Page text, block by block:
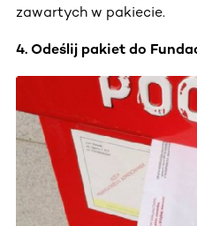
zawartych w pakiecie.
4. Odeślij pakiet do